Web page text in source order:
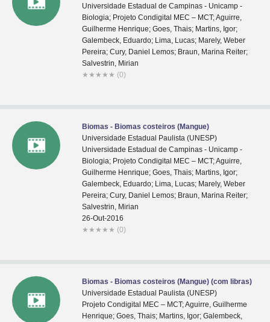
Universidade Estadual de Campinas - Unicamp -
Biologia; Projeto Condigital MEC – MCT; Aguirre,
Guilherme Henrique; Goes, Thais; Martins, Igor;
Galembeck, Eduardo; Lima, Lucas; Marely, Weber
Pereira; Cury, Daniel Lemos; Braun, Marina Reiter;
Salvestrin, Mirian
★ ★ ★ ★ ★ (0)
Biomas - Biomas costeiros (Mangue)
Universidade Estadual Paulista (UNESP)
Universidade Estadual de Campinas - Unicamp -
Biologia; Projeto Condigital MEC – MCT; Aguirre,
Guilherme Henrique; Goes, Thais; Martins, Igor;
Galembeck, Eduardo; Lima, Lucas; Marely, Weber
Pereira; Cury, Daniel Lemos; Braun, Marina Reiter;
Salvestrin, Mirian
26-Out-2016
★ ★ ★ ★ ★ (0)
Biomas - Biomas costeiros (Mangue) (com libras)
Universidade Estadual Paulista (UNESP)
Projeto Condigital MEC – MCT; Aguirre, Guilherme
Henrique; Goes, Thais; Martins, Igor; Galembeck,